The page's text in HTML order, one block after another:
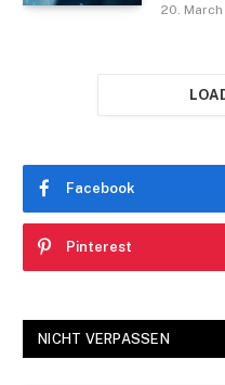
20.
Facebook
Pinterest
NICHT VERPASSEN